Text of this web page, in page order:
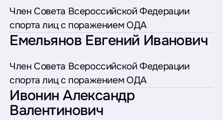
Член Совета Всероссийской Федерации
спорта лиц с поражением ОДА
Емельянов Евгений Иванович
Член Совета Всероссийской Федерации
спорта лиц с поражением ОДА
Ивонин Александр
Валентинович